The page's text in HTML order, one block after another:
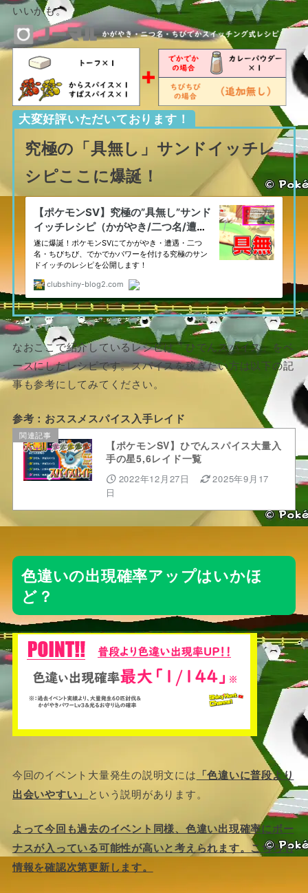
いいかも。
大変好評いただいております！
究極の「具無し」サンドイッチレ
シピここに爆誕！
なおここで紹介しているレシピは「ひでんスパイス」をベ
ースにしたレシピです。スパイスを稼ぎたい方は以下の記
事も参考にしてみてください。
参考：おススメスパイス入手レイド
関連記事
【ポケモンSV】ひでんスパイス大量入
手の星5,6レイド一覧
2022年12月27日
2025年9月17
日
色違いの出現確率アップはいかほ
ど？
今回のイベント大量発生の説明文には 「色違いに普段より
出会いやすい」 という説明があります。
よって今回も過去のイベント同様、色違い出現確率にボー
ナスが入っている可能性が高いと考えられます。こちらも
情報を確認次第更新します。